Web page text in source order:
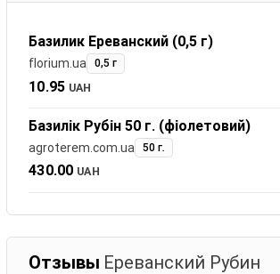
Базилик Ереванский (0,5 г)
florium.ua 0,5 г
10.95 UAH
Базилік Рубін 50 г. (фіолетовий)
agroterem.com.ua 50 г.
430.00 UAH
Отзывы Ереванский Рубин